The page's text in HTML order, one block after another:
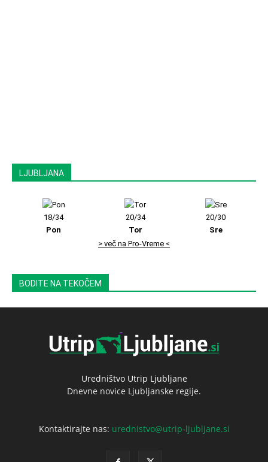
LJUBLJANA
18/34
Pon
20/34
Tor
20/30
Sre
> več na Pro-Vreme <
BODITE NA TEKOČEM
Uredništvo Utrip Ljubljane
Dnevne novice Ljubljanske regije.
Kontaktirajte nas: urednistvo@utrip-ljubljane.si